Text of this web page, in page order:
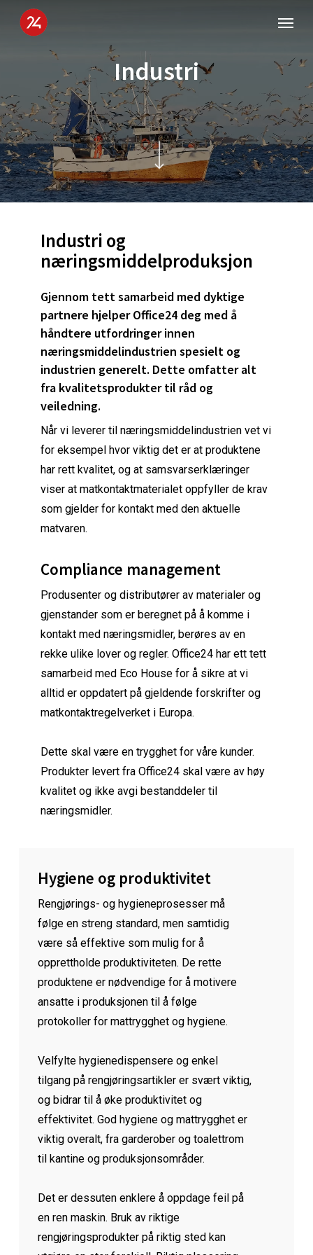
Industri
Navigate to the next section
Industri og
næringsmiddelproduksjon
Gjennom tett samarbeid med dyktige
partnere hjelper Office24 deg med å
håndtere utfordringer innen
næringsmiddelindustrien spesielt og
industrien generelt. Dette omfatter alt
fra kvalitetsprodukter til råd og
veiledning.
Når vi leverer til næringsmiddelindustrien vet vi
for eksempel hvor viktig det er at produktene
har rett kvalitet, og at samsvarserklæringer
viser at matkontaktmaterialet oppfyller de krav
som gjelder for kontakt med den aktuelle
matvaren.
Compliance management
Produsenter og distributører av materialer og
gjenstander som er beregnet på å komme i
kontakt med næringsmidler, berøres av en
rekke ulike lover og regler. Office24 har ett tett
samarbeid med Eco House for å sikre at vi
alltid er oppdatert på gjeldende forskrifter og
matkontaktregelverket i Europa.
Dette skal være en trygghet for våre kunder.
Produkter levert fra Office24 skal være av høy
kvalitet og ikke avgi bestanddeler til
næringsmidler.
Hygiene og produktivitet
Rengjørings- og hygieneprosesser må
følge en streng standard, men samtidig
være så effektive som mulig for å
opprettholde produktiviteten. De rette
produktene er nødvendige for å motivere
ansatte i produksjonen til å følge
protokoller for mattrygghet og hygiene.
Velfylte hygienedispensere og enkel
tilgang på rengjøringsartikler er svært viktig,
og bidrar til å øke produktivitet og
effektivitet. God hygiene og mattrygghet er
viktig overalt, fra garderober og toalettrom
til kantine og produksjonsområder.
Det er dessuten enklere å oppdage feil på
en ren maskin. Bruk av riktige
rengjøringsprodukter på riktig sted kan